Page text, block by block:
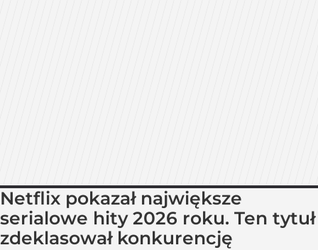
Netflix pokazał największe
serialowe hity 2026 roku. Ten tytuł
zdeklasował konkurencję